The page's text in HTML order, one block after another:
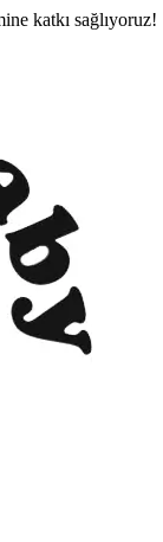
katkı sağlıyoruz!